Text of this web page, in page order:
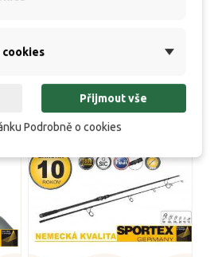
Přijmout vše
Podrobně o cookies